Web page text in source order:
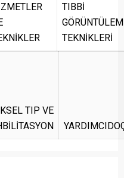
TIBBİ
TEKNİKLERİ
TIP VE